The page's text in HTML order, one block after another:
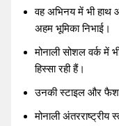
वह अभिनय में भी हाथ
अहम भूमिका निभाई।
मोनाली सोशल वर्क में
हिस्सा रही हैं।
उनकी स्टाइल और
मोनाली